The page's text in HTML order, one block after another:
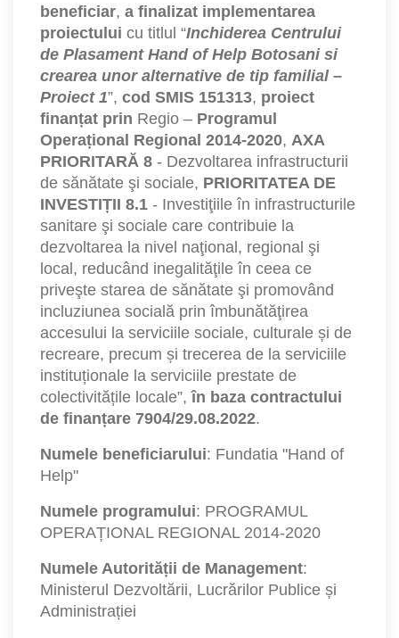
beneficiar, a finalizat implementarea
proiectului cu titlul “Inchiderea Centrului
de Plasament Hand of Help Botosani si
crearea unor alternative de tip familial –
Proiect 1”, cod SMIS 151313, proiect
finanțat prin Regio – Programul
Operațional Regional 2014-2020, AXA
PRIORITARĂ 8 - Dezvoltarea infrastructurii
de sănătate şi sociale, PRIORITATEA DE
INVESTIȚII 8.1 - Investiţiile în infrastructurile
sanitare şi sociale care contribuie la
dezvoltarea la nivel naţional, regional şi
local, reducând inegalităţile în ceea ce
priveşte starea de sănătate şi promovând
incluziunea socială prin îmbunătăţirea
accesului la serviciile sociale, culturale și de
recreare, precum și trecerea de la serviciile
instituționale la serviciile prestate de
colectivitățile locale”,în baza contractului
de finanțare 7904/29.08.2022.
Numele beneficiarului: Fundatia "Hand of
Help"
Numele programului: PROGRAMUL
OPERAȚIONAL REGIONAL 2014-2020
Numele Autorității de Management:
Ministerul Dezvoltării, Lucrărilor Publice și
Administrației